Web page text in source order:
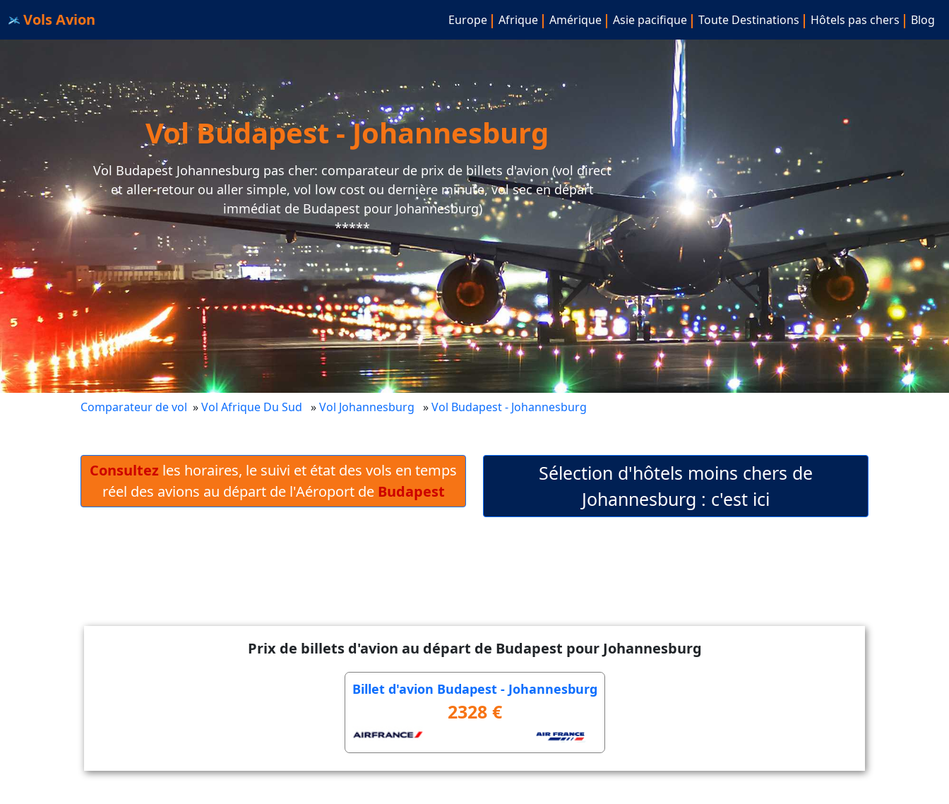
Vols Avion Europe Afrique Amérique Asie pacifique Toute Destinations Hôtels pas chers Blog
Vol Budapest - Johannesburg
Vol Budapest Johannesburg pas cher: comparateur de prix de billets d'avion (vol direct
et aller-retour ou aller simple, vol low cost ou dernière minute, vol sec en départ
immédiat de Budapest pour Johannesburg)
*****
Comparateur de vol »Vol Afrique Du Sud »Vol Johannesburg »Vol Budapest - Johannesburg
Consultez les horaires, le suivi et état des vols en temps
réel des avions au départ de l'Aéroport de Budapest
Sélection d'hôtels moins chers de
Johannesburg : c'est ici
Prix de billets d'avion au départ de Budapest pour Johannesburg
Billet d'avion Budapest - Johannesburg
2328 €